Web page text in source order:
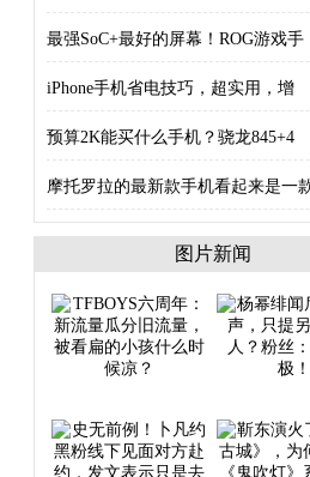
最强SoC+最好的屏幕！ROG游戏手
iPhone手机省电技巧，超实用，增
预算2K能买什么手机？骁龙845+4
摩托罗拉的最新款手机看起来是一
图片新闻